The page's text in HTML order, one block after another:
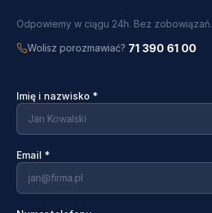
Odpowiemy w ciągu 24h. Bez zobowiązań.
Wolisz porozmawiać? 71 390 61 00
Imię i nazwisko *
Email *